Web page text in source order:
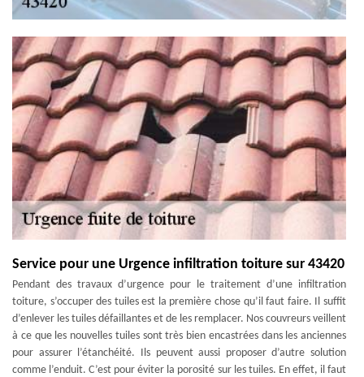
Service pour une Urgence infiltration toiture sur 43420
Pendant des travaux d’urgence pour le traitement d’une infiltration
toiture, s’occuper des tuiles est la première chose qu’il faut faire. Il suffit
d’enlever les tuiles défaillantes et de les remplacer. Nos couvreurs veillent
à ce que les nouvelles tuiles sont très bien encastrées dans les anciennes
pour assurer l’étanchéité. Ils peuvent aussi proposer d’autre solution
comme l’enduit. C’est pour éviter la porosité sur les tuiles. En effet, il faut